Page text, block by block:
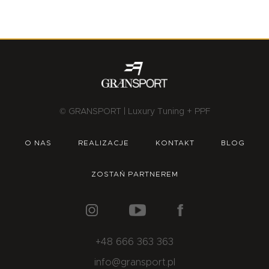
© GRANSPORT | Luxury Tuning + PPF
O NAS REALIZACJE KONTAKT BLOG
ZOSTAŃ PARTNEREM
+48 666 363 363
info@gransport.pl